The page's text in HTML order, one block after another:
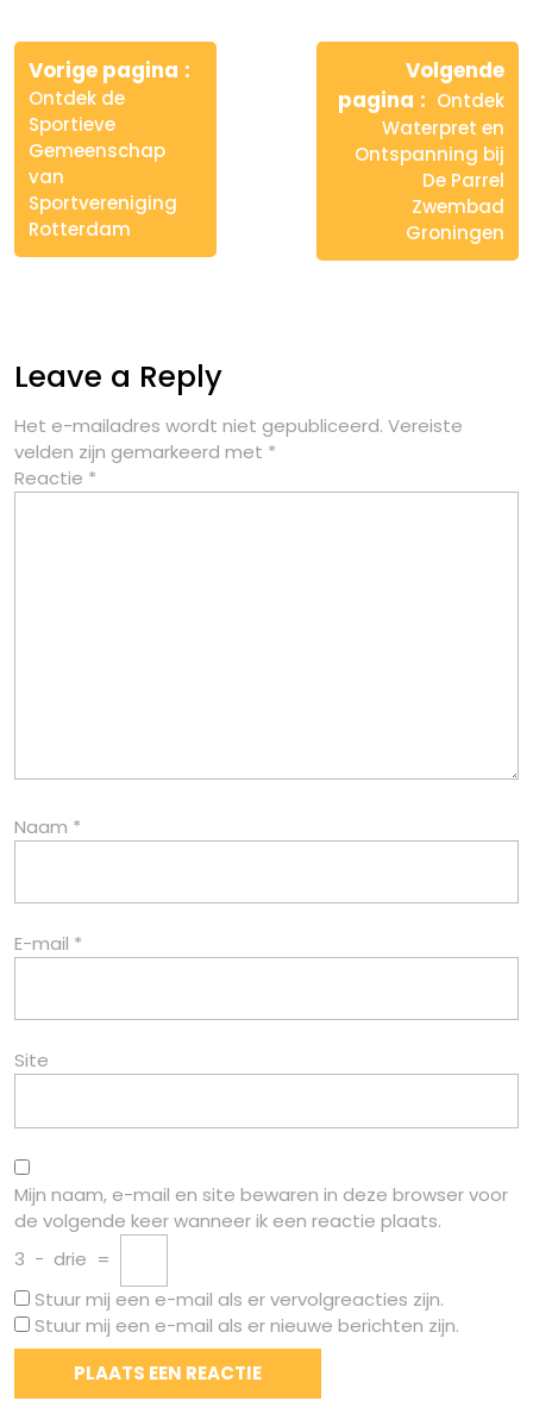
Berichtnavigatie
Vorige pagina
Ontdek de
Sportieve
Gemeenschap
van
Sportvereniging
Rotterdam
Volgende
pagina
Ontdek
Waterpret en
Ontspanning bij
De Parrel
Zwembad
Groningen
Leave a Reply
Het e-mailadres wordt niet gepubliceerd. Vereiste
velden zijn gemarkeerd met *
Reactie *
Naam *
E-mail *
Site
Mijn naam, e-mail en site bewaren in deze browser voor
de volgende keer wanneer ik een reactie plaats.
3 − drie =
Stuur mij een e-mail als er vervolgreacties zijn.
Stuur mij een e-mail als er nieuwe berichten zijn.